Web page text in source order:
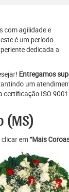
com agilidade e
é um período
dedicada a
Entregamos
um
certificação ISO
(MS)
em“Mais